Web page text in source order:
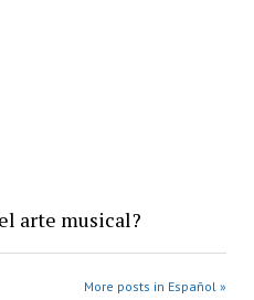
arte musical?
More posts in Español »